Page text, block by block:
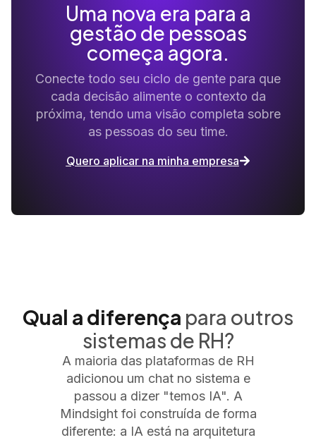
Uma nova era para a
gestão de pessoas
começa agora.
Conecte todo seu ciclo de gente para que
cada decisão alimente o contexto da
próxima, tendo uma visão completa sobre
as pessoas do seu time.
Quero aplicar na minha empresa
Qual a diferença para outros
sistemas de RH?
A maioria das plataformas de RH
adicionou um chat no sistema e
passou a dizer "temos IA". A
Mindsight foi construída de forma
diferente: a IA está na arquitetura